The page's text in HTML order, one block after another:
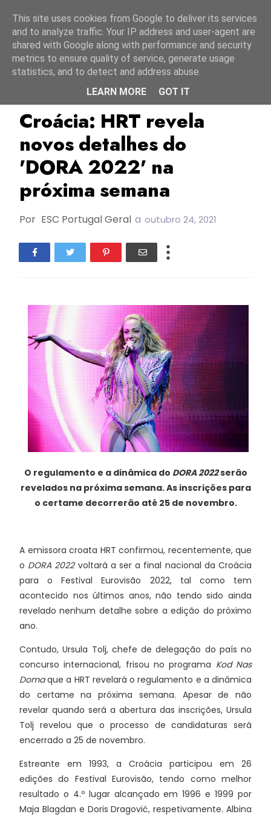
DORA 2022 ESC2022
Croácia: HRT revela
novos detalhes do
'DORA 2022' na
próxima semana
Por ESC Portugal Geral a outubro 24, 2021
O regulamento e a dinâmica do DORA 2022serão
revelados na próxima semana. As inscrições para
o certame decorrerão até 25 de novembro.
A emissora croata HRT confirmou, recentemente, que
o DORA 2022 voltará a ser a final nacional da Croácia
para o Festival Eurovisão 2022, tal como tem
acontecido nos últimos anos, não tendo sido ainda
revelado nenhum detalhe sobre a edição do próximo
ano.
Contudo, Ursula Tolj, chefe de delegação do país no
concurso internacional, frisou no programa Kod Nas
Domaque a HRT revelará o regulamento e a dinâmica
do certame na próxima semana. Apesar de não
revelar quando será a abertura das inscrições, Ursula
Tolj revelou que o processo de candidaturas será
encerrado a 25 de novembro.
Estreante em 1993, a Croácia participou em 26
edições do Festival Eurovisão, tendo como melhor
resultado o 4.º lugar alcançado em 1996 e 1999 por
Maja Blagdan e Doris Dragović, respetivamente. Albina
This site uses cookies from Google to deliver its services
and to analyze traffic. Your IP address and user-agent are
shared with Google along with performance and security
metrics to ensure quality of service, generate usage
statistics, and to detect and address abuse.
LEARN MORE
GOT IT